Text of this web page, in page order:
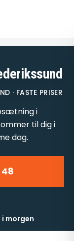
· FASTE PRISER
i
til dig i
dag.
48
morgen